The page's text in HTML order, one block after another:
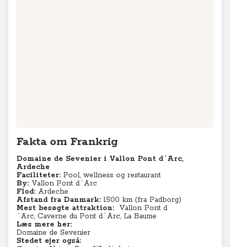
Fakta om Frankrig
Domaine de Sevenier i Vallon Pont d´Arc,
Ardeche
Faciliteter: Pool, wellness og restaurant
By: Vallon Pont d´Arc
Flod: Ardeche
Afstand fra Danmark: 1500 km (fra Padborg)
Mest besøgte attraktion: Vallon Pont d
´Arc, Caverne du Pont d´Arc, La Baume
Læs mere her:
Domaine de Sevenier
Stedet ejer også: